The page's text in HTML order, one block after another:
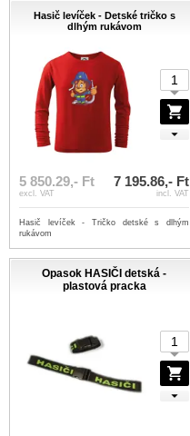
Hasič levíček - Detské tričko s
dlhým rukávom
5 850.29,- Ft
excl. VAT
7 195.86,- Ft
incl. VAT
Hasič levíček - Tričko detské s dlhým
rukávom
Opasok HASIČI detská -
plastová pracka